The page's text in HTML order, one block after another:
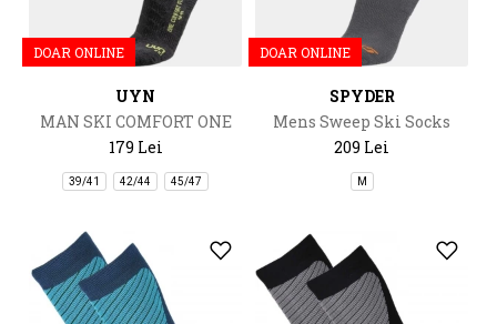
DOAR ONLINE
UYN
MAN SKI COMFORT ONE
SOCKS
179 Lei
39/41 42/44 45/47
DOAR ONLINE
SPYDER
Mens Sweep Ski Socks
209 Lei
M